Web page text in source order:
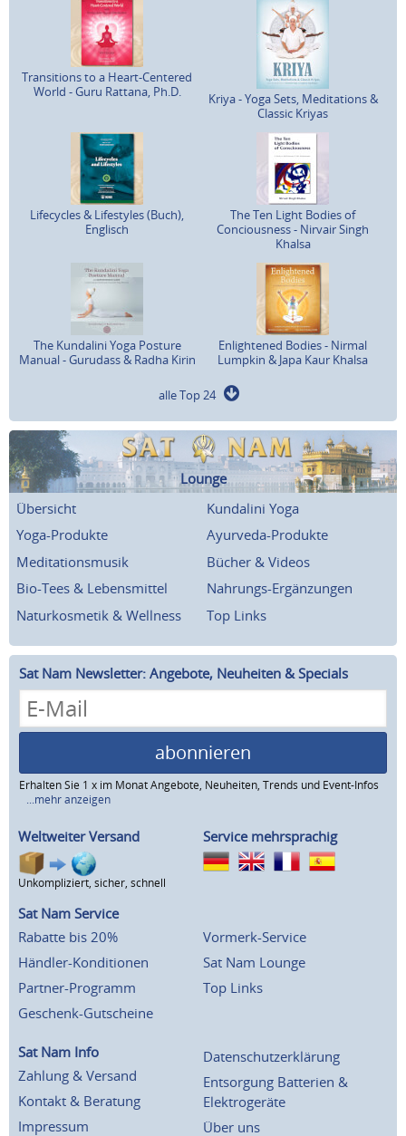
Transitions to a Heart-Centered
World - Guru Rattana, Ph.D.
Kriya - Yoga Sets, Meditations &
Classic Kriyas
Lifecycles & Lifestyles (Buch),
Englisch
The Ten Light Bodies of
Conciousness - Nirvair Singh
Khalsa
The Kundalini Yoga Posture
Manual - Gurudass & Radha Kirin
Enlightened Bodies - Nirmal
Lumpkin & Japa Kaur Khalsa
alle Top 24
Lounge
Übersicht
Kundalini Yoga
Yoga-Produkte
Ayurveda-Produkte
Meditationsmusik
Bücher & Videos
Bio-Tees & Lebensmittel
Nahrungs-Ergänzungen
Naturkosmetik & Wellness
Top Links
Sat Nam Newsletter: Angebote, Neuheiten & Specials
abonnieren
Erhalten Sie 1 x im Monat Angebote, Neuheiten, Trends und Event-Infos
...mehr anzeigen
Weltweiter Versand
Unkompliziert, sicher, schnell
Service mehrsprachig
Sat Nam Service
Rabatte bis 20%
Händler-Konditionen
Partner-Programm
Geschenk-Gutscheine
Vormerk-Service
Sat Nam Lounge
Top Links
Sat Nam Info
Zahlung & Versand
Kontakt & Beratung
Impressum
Datenschutzerklärung
Entsorgung Batterien &
Elektrogeräte
Über uns